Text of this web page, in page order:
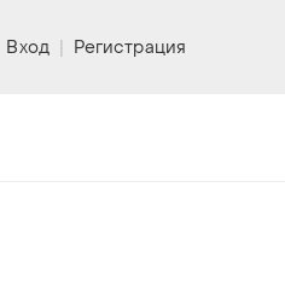
Вход | Регистрация